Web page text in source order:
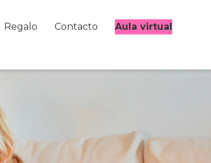
Regalo Contacto Aula virtual